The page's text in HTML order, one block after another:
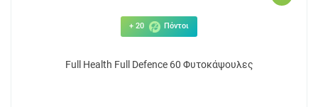
+ 20 Πόντοι
Full Health Full Defence 60 Φυτοκάψουλες